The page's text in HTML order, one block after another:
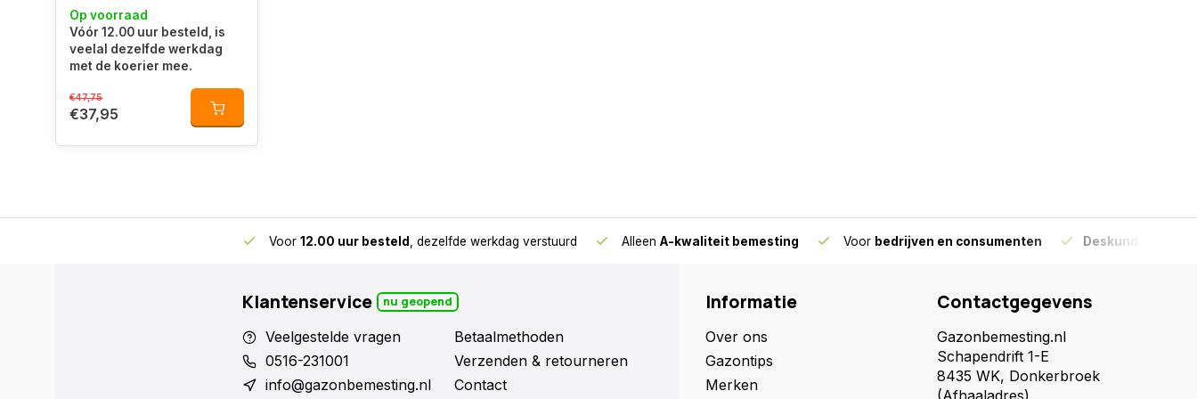
Op voorraad
Vóór 12.00 uur besteld, is
veelal dezelfde werkdag
met de koerier mee.
€47,75
€37,95
Voor 12.00 uur besteld , dezelfde werkdag verstuurd Alleen A-kwaliteit bemesting Voor bedrijven en consumenten Deskundig advies
Klantenservice nu geopend
Veelgestelde vragen
0516-231001
info@gazonbemesting.nl
Betaalmethoden
Verzenden & retourneren
Contact
Informatie
Over ons
Gazontips
Merken
Contactgegevens
Gazonbemesting.nl
Schapendrift 1-E
8435 WK, Donkerbroek
(Afhaaladres)